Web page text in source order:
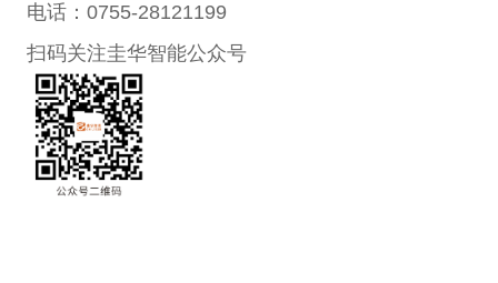
电话：0755-28121199
扫码关注圭华智能公众号